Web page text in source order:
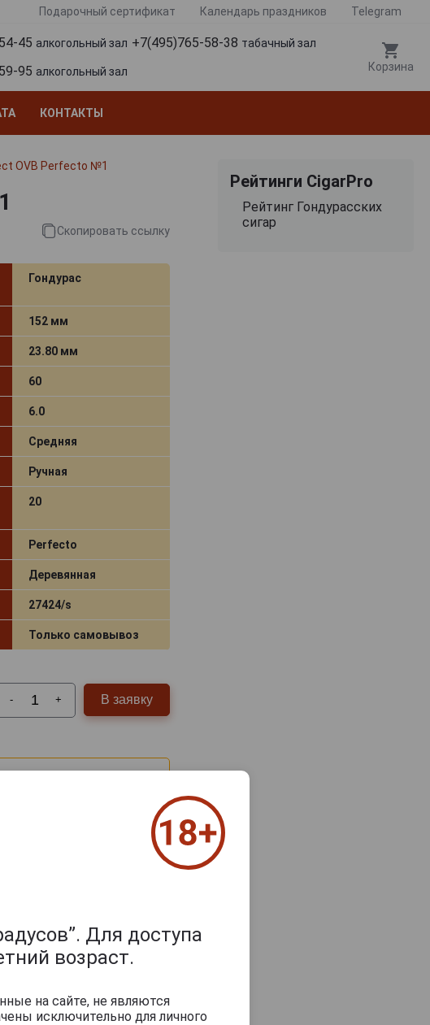
Подарочный сертификат Календарь праздников Telegram
45 алкогольный зал +7(495)765-58-38 табачный зал
95 алкогольный зал Корзина
КОНТАКТЫ
OVB Perfecto №1
Скопировать ссылку
Гондурас
152 мм
23.80 мм
60
6.0
Средняя
Ручная
20
Perfecto
Деревянная
27424/s
Только самовывоз
- + В заявку
Рейтинги CigarPro
Рейтинг Гондурасских
сигар
Для доступа
возраст.
на сайте, не являются
исключительно для личного